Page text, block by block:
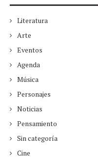
Literatura
Arte
Eventos
Agenda
Música
Personajes
Noticias
Pensamiento
Sin categoría
Cine